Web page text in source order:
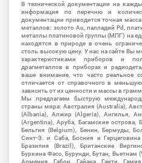
В технической документации на
информация по перечню и
документации приводится точная
металлов: золото Au, палладий Pd,
металлы платиновой группы (МПГ) на
находятся в природе в очень
столь высокую цену. У нас на сайте Вы
характеристиками приборов и
драгметаллов в приборах и
ваше внимание, что часто реальное
отличается от справочного в
зависить от их ценности и массы в
Мы предлагаем быструю
страны мира: Австралия (Australia),
(Albania), Алжир (Algeria), Ангилья,
(Argentina), Аруба, Багамские острова,
Бельгия (Belgium), Бенин, Бермуды,
Синт-Э. и Саба, Босния и Герцеговина
Бразилия (Brazil), Британские
Буркина Фасо, Бурунди, Бутан, Вьетнам
Армения, Габон, Гайана, Гаити,